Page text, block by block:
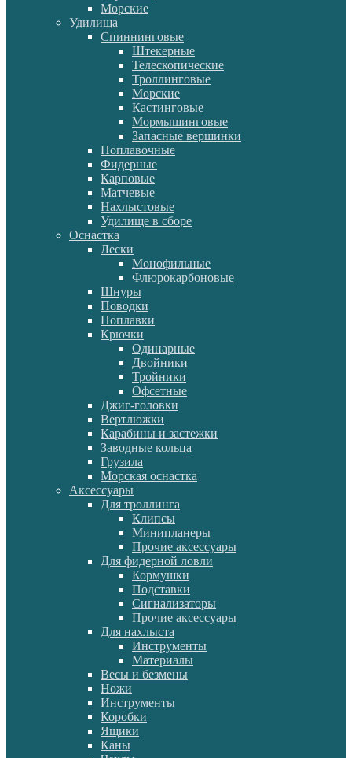
Морские
Удилища
Спиннинговые
Штекерные
Телескопические
Троллинговые
Морские
Кастинговые
Мормышинговые
Запасные вершинки
Поплавочные
Фидерные
Карповые
Матчевые
Нахлыстовые
Удилище в сборе
Оснастка
Лески
Монофильные
Флюрокарбоновые
Шнуры
Поводки
Поплавки
Крючки
Одинарные
Двойники
Тройники
Офсетные
Джиг-головки
Вертлюжки
Карабины и застежки
Заводные кольца
Грузила
Морская оснастка
Аксессуары
Для троллинга
Клипсы
Минипланеры
Прочие аксессуары
Для фидерной ловли
Кормушки
Подставки
Сигнализаторы
Прочие аксессуары
Для нахлыста
Инструменты
Материалы
Весы и безмены
Ножи
Инструменты
Коробки
Ящики
Каны